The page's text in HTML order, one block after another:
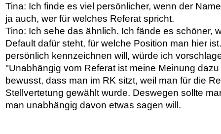
Tina: Ich finde es viel persönlicher, wenn der
ja auch, wer für welches Referat spricht.
Tino: Ich sehe das ähnlich. Ich fände es schöner,
Default dafür steht, für welche Position man hier
persönlich kennzeichnen will, würde ich
"Unabhängig vom Referat ist meine Meinung
bewusst, dass man im RK sitzt, weil man für die
Stellvertetung gewählt wurde. Deswegen sollte
man unabhängig davon etwas sagen will.